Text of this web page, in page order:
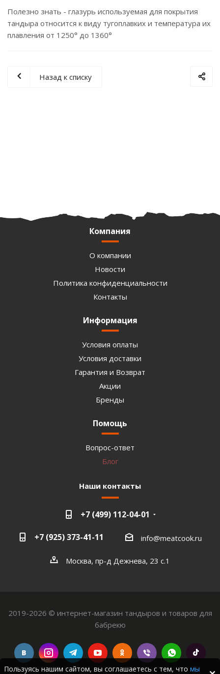
Полезно знать - глазурь используемая для покрытия
тандыра относится к виду тугоплавких и температура их
плавления от 1250° до 1360°
Назад к списку
Компания
О компании
Новости
Политика конфиденциальности
Контакты
Информация
Условия оплаты
Условия доставки
Гарантия и Возврат
Акции
Бренды
Помощь
Вопрос-ответ
Блог
Наши контакты
+7 (499) 112-04-01
+7 (925) 373-41-11 info@meatcook.ru
Москва, пр-д Дежнева, 23 с.1
2019-2026 © интернет-магазин тандыров и товаров для
бабрекю
Пользуясь нашим сайтом, вы соглашаетесь с тем, что мы